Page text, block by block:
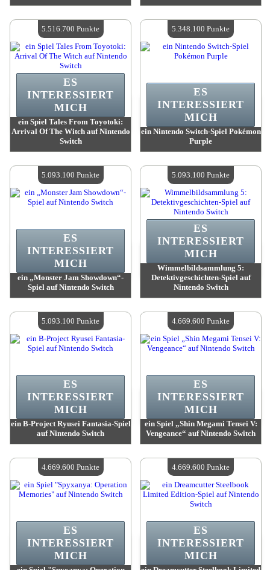
Verfügbare Menge:4
Verfügbare Menge:4
ein Spiel Tales From Toyotoki:
Arrival Of The Witch auf Nintendo
Switch
Verfügbare Menge:4
ES
INTERESSIERT
MICH
5.516.700 Punkte
ein Nintendo Switch-Spiel Pokémon
Purple
Verfügbare Menge:4
ES
INTERESSIERT
MICH
5.348.100 Punkte
ein „Monster Jam Showdown“-
Spiel auf Nintendo Switch
Verfügbare Menge:4
ES
INTERESSIERT
MICH
5.093.100 Punkte
Wimmelbildsammlung 5:
Detektivgeschichten-Spiel auf
Nintendo Switch
Verfügbare Menge:4
ES
INTERESSIERT
MICH
5.093.100 Punkte
ein B-Project Ryusei Fantasia-Spiel
auf Nintendo Switch
Verfügbare Menge:4
ES
INTERESSIERT
MICH
5.093.100 Punkte
ein Spiel „Shin Megami Tensei V:
Vengeance“ auf Nintendo Switch
Verfügbare Menge:4
ES
INTERESSIERT
MICH
4.669.600 Punkte
ES
INTERESSIERT
MICH
4.669.600 Punkte
ES
INTERESSIERT
MICH
4.669.600 Punkte